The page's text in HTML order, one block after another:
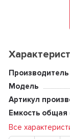
Производитель
Модель
Артикул
Емкость общая
Все